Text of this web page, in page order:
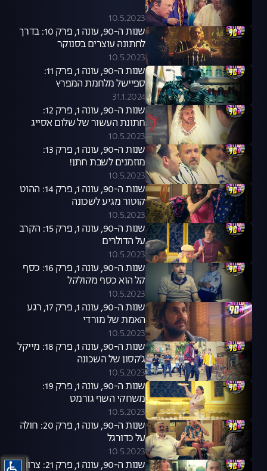
10.5.2023
שנות ה-90, עונה 1, פרק 10: בדרך
לחתונה עוצרים בסנוקר
10.5.2023
שנות ה-90, עונה 1, פרק 11:
ספיישל מלחמת המפרץ
31.1.2024
שנות ה-90, עונה 1, פרק 12:
חתונת העשור של שלום אסייג
10.5.2023
שנות ה-90, עונה 1, פרק 13:
מוזמנים לשבת חתן!
10.5.2023
שנות ה-90, עונה 1, פרק 14: ההוט
קוטור מגיע לשכונה
10.5.2023
שנות ה-90, עונה 1, פרק 15: הקרב
על הדולרים
10.5.2023
שנות ה-90, עונה 1, פרק 16: כסף
קל הוא כסף מקולקל
10.5.2023
שנות ה-90, עונה 1, פרק 17, רגע
האמת של מורדי
10.5.2023
שנות ה-90, עונה 1, פרק 18: מייקל
ג'קסון של השכונה
10.5.2023
שנות ה-90, עונה 1, פרק 19:
משחקי השף גורמט
10.5.2023
שנות ה-90, עונה 1, פרק 20: חולה
על כדורגל
10.5.2023
שנות ה-90, עונה 1, פרק 21: צרות